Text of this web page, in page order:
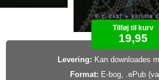
Tilføj til kurv
19,95
Levering: Kan downloades
Format: E-bog, .ePub